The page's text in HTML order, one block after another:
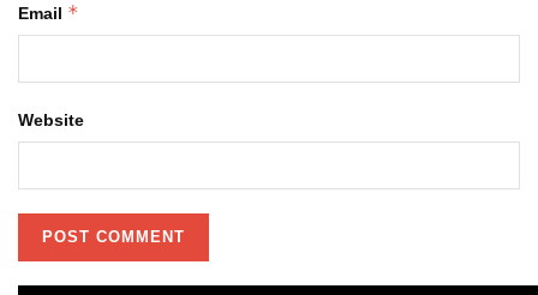
Email *
Website